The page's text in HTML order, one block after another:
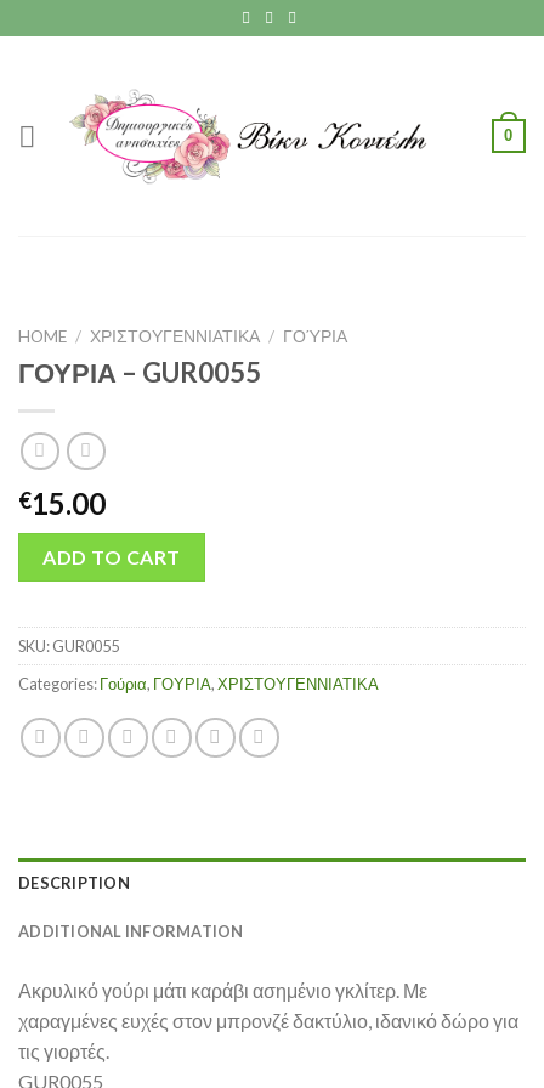
to
0
HOME / ΧΡΙΣΤΟΥΓΕΝΝΙΑΤΙΚΑ / ΓΟΎΡΙΑ
ΓΟΥΡΙΑ – GUR0055
€15.00
ADD TO CART
SKU:GUR0055
Categories:Γούρια, ΓΟΥΡΙΑ,ΧΡΙΣΤΟΥΓΕΝΝΙΑΤΙΚΑ
DESCRIPTION
ADDITIONAL INFORMATION
Ακρυλικό γούρι μάτι καράβι ασημένιο γκλίτερ. Με
χαραγμένες ευχές στον μπρονζέ δακτύλιο, ιδανικό δώρο για
τις γιορτές.
GUR0055